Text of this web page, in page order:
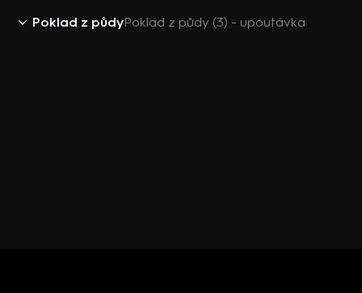
Poklad z půdyPoklad z půdy (3) - upoutávka